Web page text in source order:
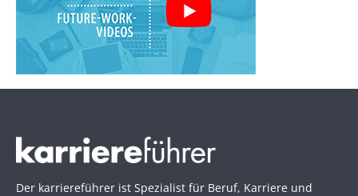
Der karriereführer ist Spezialist für Beruf, Karriere und